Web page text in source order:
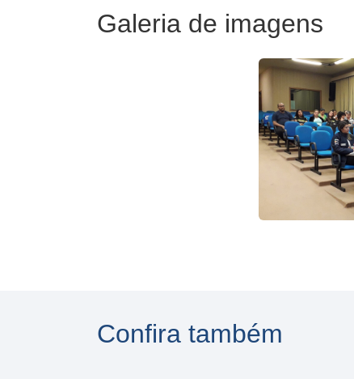
Galeria de imagens
Confira também